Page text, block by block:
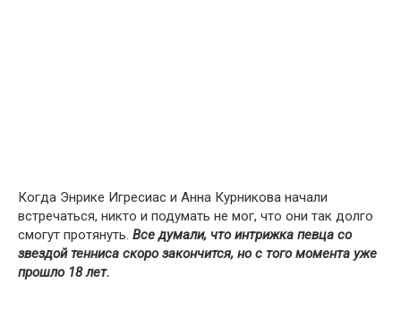
Когда Энрике Игресиас и Анна Курникова начали
встречаться, никто и подумать не мог, что они так долго
смогут протянуть. Все думали, что интрижка певца со
звездой тенниса скоро закончится, но с того момента уже
прошло 18 лет.